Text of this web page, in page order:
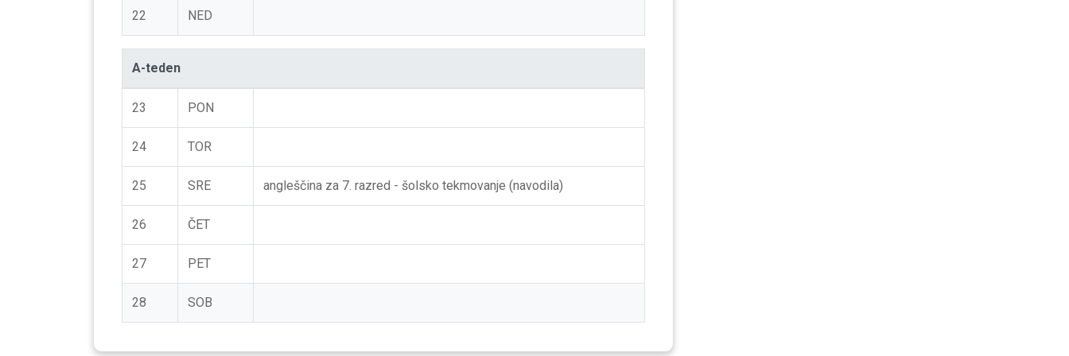
22 NED
A-teden
23 PON
24 TOR
25 SRE angleščina za 7. razred - šolsko tekmovanje (navodila)
26 ČET
27 PET
28 SOB